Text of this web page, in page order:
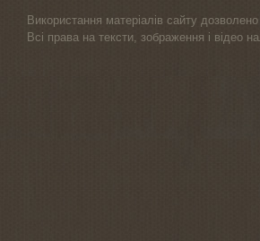
Використання матеріалів сайту
Всі права на тексти, зображення і відео